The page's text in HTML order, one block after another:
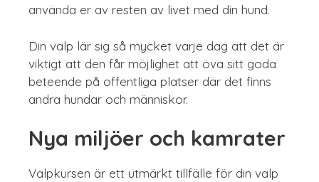
använda er av resten av livet med din hund.
Din valp lär sig så mycket varje dag att det är
viktigt att den får möjlighet att öva sitt goda
beteende på offentliga platser där det finns
andra hundar och människor.
Nya miljöer och kamrater
Valpkursen är ett utmärkt tillfälle för din valp